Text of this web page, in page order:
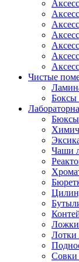
Чистые
Боксы
Бюксы
Чаши
Ложки
Лотки
Совки